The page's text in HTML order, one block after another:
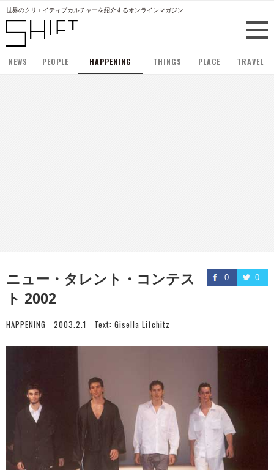
世界のクリエイティブカルチャーを紹介するオンラインマガジン
NEWS PEOPLE HAPPENING THINGS PLACE TRAVEL
0 0
ニュー・タレント・コンテス
ト 2002
HAPPENING 2003.2.1 Text: Gisella Lifchitz